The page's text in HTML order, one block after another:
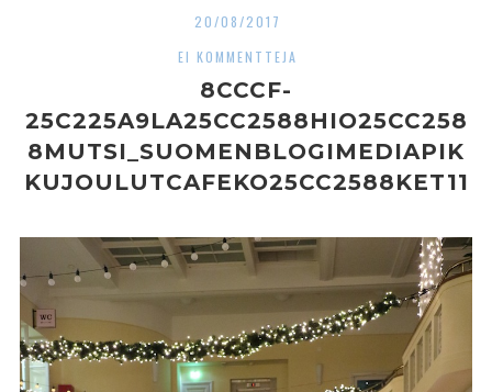
20/08/2017
EI KOMMENTTEJA
8CCCF-
25C225A9LA25CC2588HIO25CC258
8MUTSI_SUOMENBLOGIMEDIAPIK
KUJOULUTCAFEKO25CC2588KET11